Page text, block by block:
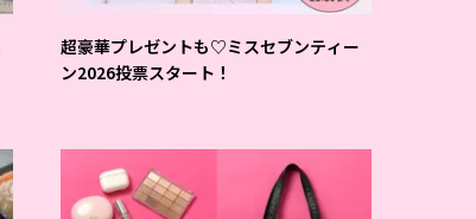
超豪華プレゼントも♡ミスセブンティー
ン2026投票スタート！